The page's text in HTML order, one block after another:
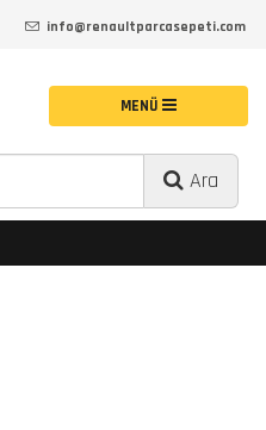
info@renaultparcasepeti.com
Ara